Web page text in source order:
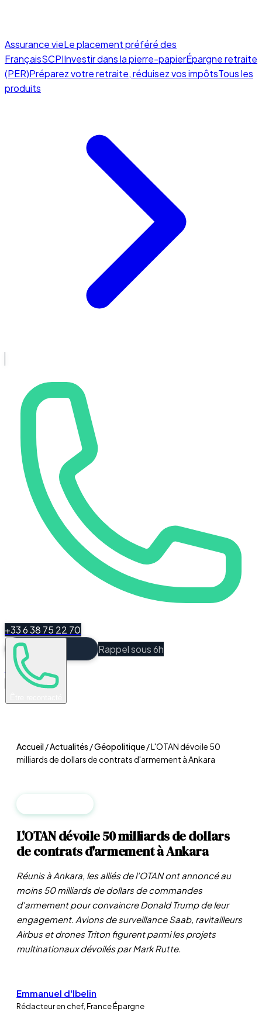
Assurance vieLe placement préféré des
FrançaisSCPIInvestir dans la pierre-papierÉpargne retraite
(PER)Préparez votre retraite, réduisez vos impôtsTous les
produits
+33 6 38 75 22 70
Rappel sous 6h
Espace Client
Accueil/Actualités /Géopolitique/L'OTAN dévoile 50
milliards de dollars de contrats d'armement à Ankara
L'OTAN dévoile 50 milliards de dollars
de contrats d'armement à Ankara
Réunis à Ankara, les alliés de l'OTAN ont annoncé au
moins 50 milliards de dollars de commandes
d'armement pour convaincre Donald Trump de leur
engagement. Avions de surveillance Saab, ravitailleurs
Airbus et drones Triton figurent parmi les projets
multinationaux dévoilés par Mark Rutte.
Emmanuel d'Ibelin
Rédacteur en chef, France Épargne